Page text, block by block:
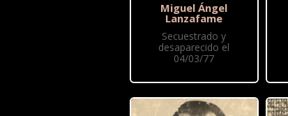
Miguel Ángel
Lanzafame
Secuestrado y
desaparecido el
04/03/77